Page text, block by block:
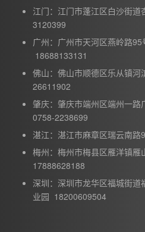
江门：江门市蓬江区白沙街
3120399
广州：广州市天河区燕岭路
18688133131
佛山：佛山市顺德区乐从镇
26611902
肇庆：肇庆市端州区端州一路
0758-2238699
湛江：湛江市麻章区瑞云南
梅州：梅州市梅县区雁洋镇雁
17888628188
深圳：深圳市龙华区福城街道
业园 18200609504